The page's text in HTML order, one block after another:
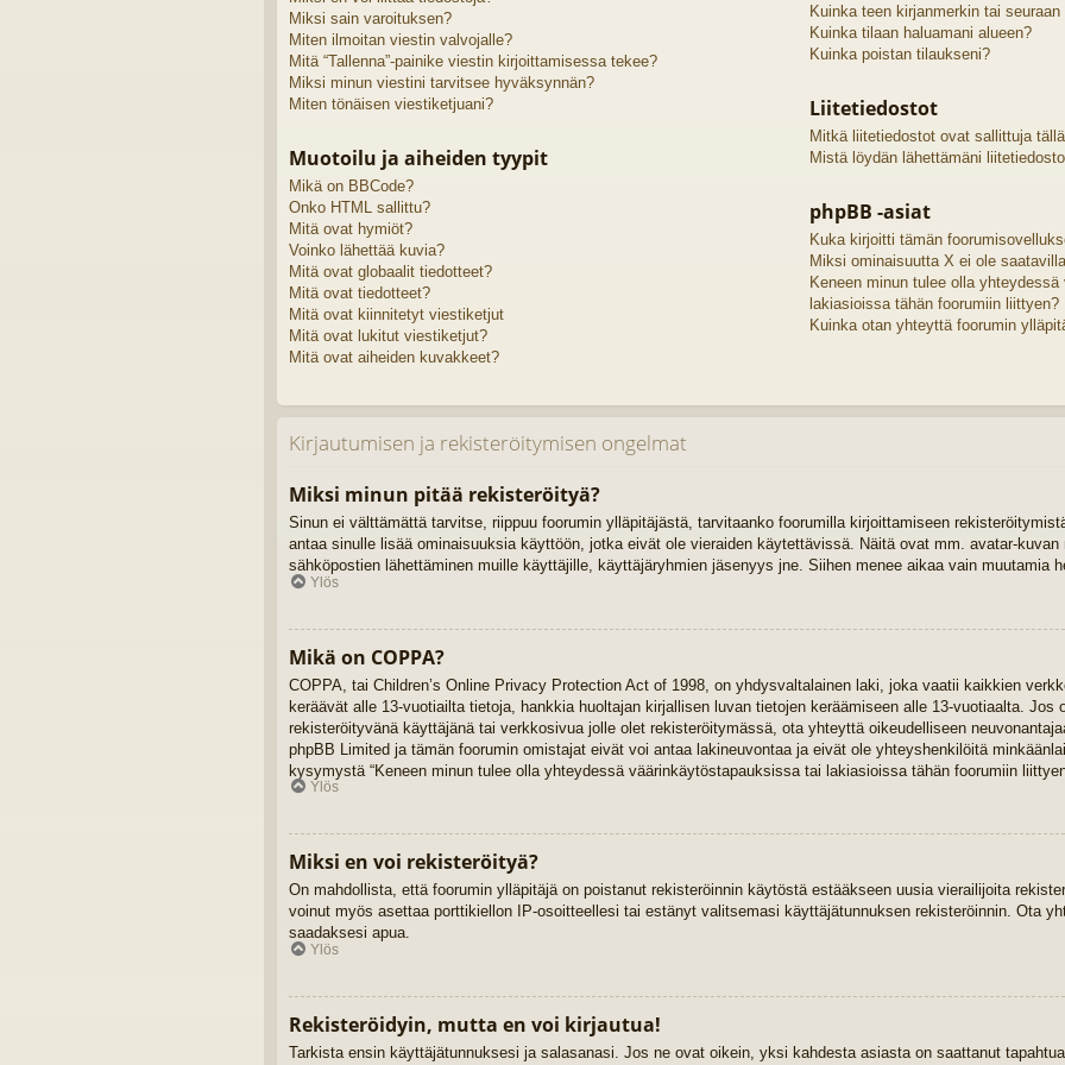
Miksi sain varoituksen?
Miten ilmoitan viestin valvojalle?
Mitä “Tallenna”-painike viestin kirjoittamisessa tekee?
Miksi minun viestini tarvitsee hyväksynnän?
Miten tönäisen viestiketjuani?
Muotoilu ja aiheiden tyypit
Mikä on BBCode?
Onko HTML sallittu?
Mitä ovat hymiöt?
Voinko lähettää kuvia?
Mitä ovat globaalit tiedotteet?
Mitä ovat tiedotteet?
Mitä ovat kiinnitetyt viestiketjut
Mitä ovat lukitut viestiketjut?
Mitä ovat aiheiden kuvakkeet?
Kuinka teen kirjanmerkin tai
Kuinka tilaan haluamani alueen?
Kuinka poistan tilaukseni?
Liitetiedostot
Mitkä liitetiedostot ovat sallittuja
Mistä löydän lähettämäni
phpBB -asiat
Kuka kirjoitti tämän
Miksi ominaisuutta X ei ole
Keneen minun tulee olla
lakiasioissa tähän foorumiin liittyen?
Kuinka otan yhteyttä foorumin
Kirjautumisen ja rekisteröitymisen ongelmat
Miksi minun pitää rekisteröityä?
Sinun ei välttämättä tarvitse, riippuu foorumin ylläpitäjästä, tarvitaanko foorumilla kirjoittamiseen
antaa sinulle lisää ominaisuuksia käyttöön, jotka eivät ole vieraiden käytettävissä. Näitä ovat mm. avatar-
sähköpostien lähettäminen muille käyttäjille, käyttäjäryhmien jäsenyys jne. Siihen menee aikaa vain muutamia
Ylös
Mikä on COPPA?
COPPA, tai Children’s Online Privacy Protection Act of 1998, on yhdysvaltalainen laki, joka vaatii kaikkien
keräävät alle 13-vuotiailta tietoja, hankkia huoltajan kirjallisen luvan tietojen keräämiseen alle 13-vuotiaalta. Jos
rekisteröityvänä käyttäjänä tai verkkosivua jolle olet rekisteröitymässä, ota yhteyttä oikeudelliseen
phpBB Limited ja tämän foorumin omistajat eivät voi antaa lakineuvontaa ja eivät ole yhteyshenkilöitä
kysymystä “Keneen minun tulee olla yhteydessä väärinkäytöstapauksissa tai lakiasioissa tähän foorumiin
Ylös
Miksi en voi rekisteröityä?
On mahdollista, että foorumin ylläpitäjä on poistanut rekisteröinnin käytöstä estääkseen uusia vierailijoita
voinut myös asettaa porttikiellon IP-osoitteellesi tai estänyt valitsemasi käyttäjätunnuksen rekisteröinnin. Ota
saadaksesi apua.
Ylös
Rekisteröidyin, mutta en voi kirjautua!
Tarkista ensin käyttäjätunnuksesi ja salasanasi. Jos ne ovat oikein, yksi kahdesta asiasta on saattanut